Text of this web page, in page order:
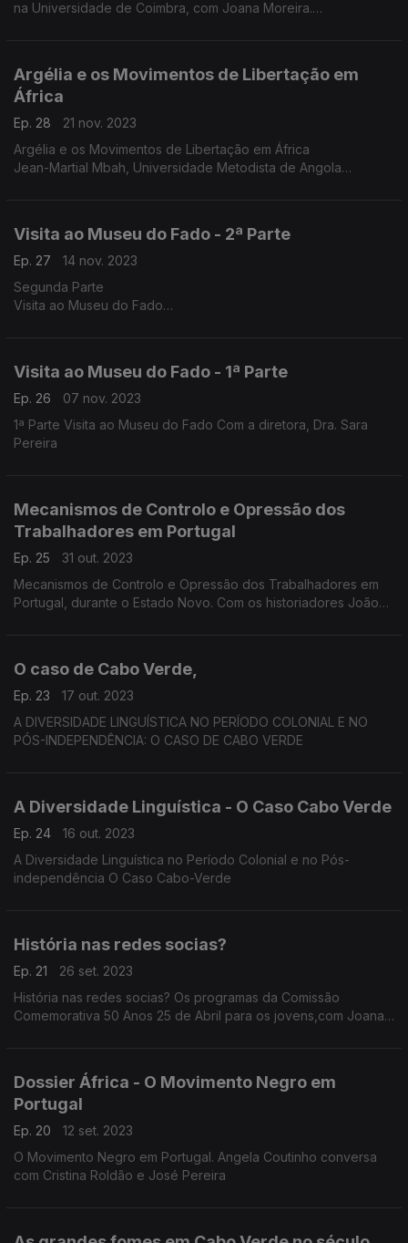
na Universidade de Coimbra, com Joana Moreira.
Argélia e os Movimentos de Libertação em
África
Ep. 28
21 nov. 2023
Argélia e os Movimentos de Libertação em África
Jean-Martial Mbah, Universidade Metodista de Angola
Visita ao Museu do Fado - 2ª Parte
Ep. 27
14 nov. 2023
Segunda Parte
Visita ao Museu do Fado
Visita ao Museu do Fado - 1ª Parte
Ep. 26
07 nov. 2023
1ª Parte Visita ao Museu do Fado Com a diretora, Dra. Sara
Pereira
Mecanismos de Controlo e Opressão dos
Trabalhadores em Portugal
Ep. 25
31 out. 2023
Mecanismos de Controlo e Opressão dos Trabalhadores em
Portugal, durante o Estado Novo. Com os historiadores João
O caso de Cabo Verde,
Ep. 23
17 out. 2023
A DIVERSIDADE LINGUÍSTICA NO PERÍODO COLONIAL E NO
PÓS-INDEPENDÊNCIA: O CASO DE CABO VERDE
A Diversidade Linguística - O Caso Cabo Verde
Ep. 24
16 out. 2023
A Diversidade Linguística no Período Colonial e no Pós-
independência O Caso Cabo-Verde
História nas redes socias?
Ep. 21
26 set. 2023
História nas redes socias? Os programas da Comissão
Comemorativa 50 Anos 25 de Abril para os jovens,com Joana
Dossier África - O Movimento Negro em
Portugal
Ep. 20
12 set. 2023
O Movimento Negro em Portugal. Angela Coutinho conversa
com Cristina Roldão e José Pereira